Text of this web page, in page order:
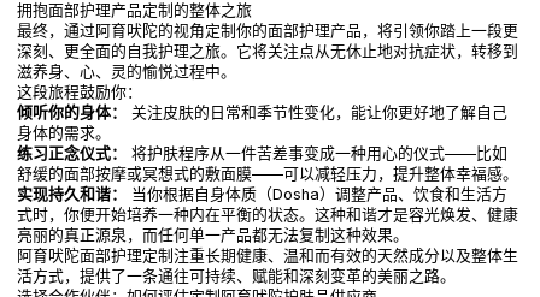
拥抱面部护理产品定制的整体之旅
最终，通过阿育吠陀的视角定制你的面部护理产品，将引领你踏上一段更
深刻、更全面的自我护理之旅。它将关注点从无休止地对抗症状，转移到
滋养身、心、灵的愉悦过程中。
这段旅程鼓励你：
倾听你的身体：
关注皮肤的日常和季节性变化，能让你更好地了解自己
身体的需求。
练习正念仪式：
将护肤程序从一件苦差事变成一种用心的仪式——比如
舒缓的面部按摩或冥想式的敷面膜——可以减轻压力，提升整体幸福感。
实现持久和谐：
当你根据自身体质（Dosha）调整产品、饮食和生活方
式时，你便开始培养一种内在平衡的状态。这种和谐才是容光焕发、健康
亮丽的真正源泉，而任何单一产品都无法复制这种效果。
阿育吠陀面部护理定制注重长期健康、温和而有效的天然成分以及整体生
活方式，提供了一条通往可持续、赋能和深刻变革的美丽之路。